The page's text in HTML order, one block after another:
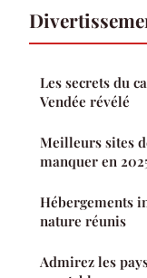
Les secrets du
Vendée révélé
Meilleurs sites
manquer en
Hébergements
nature réunis
Admirez les